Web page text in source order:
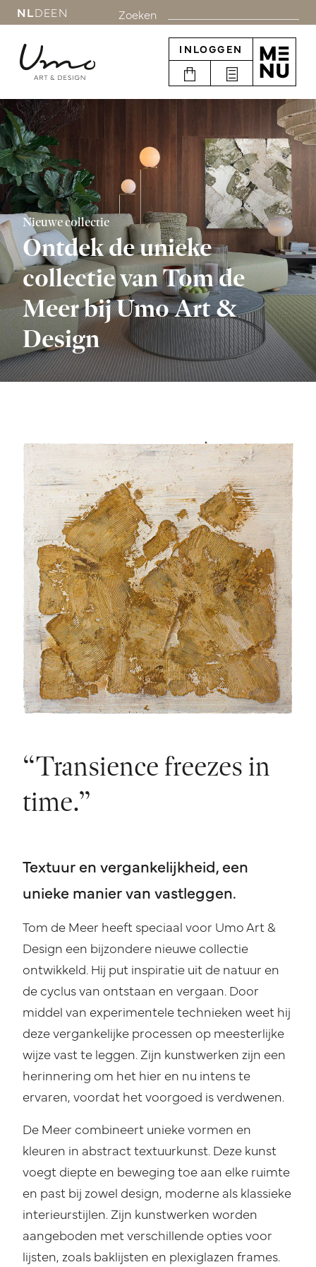
NLDEEN Zoeken
INLOGGEN
Nieuwe collectie
Ontdek de unieke
collectie van Tom de
Meer bij Umo Art &
Design
Textuur en vergankelijkheid, een
unieke manier van vastleggen.
Tom de Meer heeft speciaal voor Umo Art &
Design een bijzondere nieuwe collectie
ontwikkeld. Hij put inspiratie uit de natuur en
de cyclus van ontstaan en vergaan. Door
middel van experimentele technieken weet hij
deze vergankelijke processen op meesterlijke
wijze vast te leggen. Zijn kunstwerken zijn een
herinnering om het hier en nu intens te
ervaren, voordat het voorgoed is verdwenen.
De Meer combineert unieke vormen en
kleuren in abstract textuurkunst. Deze kunst
voegt diepte en beweging toe aan elke ruimte
en past bij zowel design, moderne als klassieke
interieurstijlen. Zijn kunstwerken worden
aangeboden met verschillende opties voor
lijsten, zoals baklijsten en plexiglazen frames.
“Transience freezes in
time.”